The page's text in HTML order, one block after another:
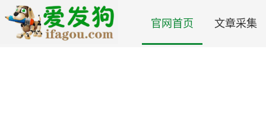
官网首页 文章采集